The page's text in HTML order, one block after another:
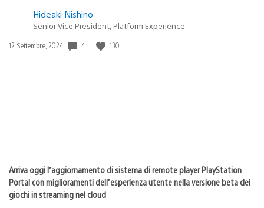
Hideaki Nishino
Senior Vice President, Platform Experience
Data
12 Settembre, 2024 4 130
Arriva oggi l’aggiornamento di sistema di remote player PlayStation
Portal con miglioramenti dell’esperienza utente nella versione beta dei
giochi in streaming nel cloud